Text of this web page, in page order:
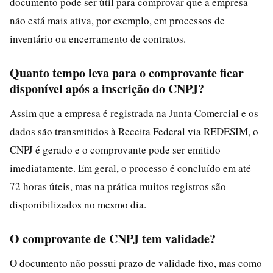
não está mais ativa, por exemplo, em processos de
inventário ou encerramento de contratos.
Quanto tempo leva para o comprovante ficar
disponível após a inscrição do CNPJ?
Assim que a empresa é registrada na Junta Comercial e os
dados são transmitidos à Receita Federal via REDESIM, o
CNPJ é gerado e o comprovante pode ser emitido
imediatamente. Em geral, o processo é concluído em até
72 horas úteis, mas na prática muitos registros são
disponibilizados no mesmo dia.
O comprovante de CNPJ tem validade?
O documento não possui prazo de validade fixo, mas como